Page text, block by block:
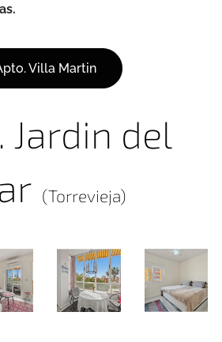
Villa Martin
Jardin del
(Torrevieja)